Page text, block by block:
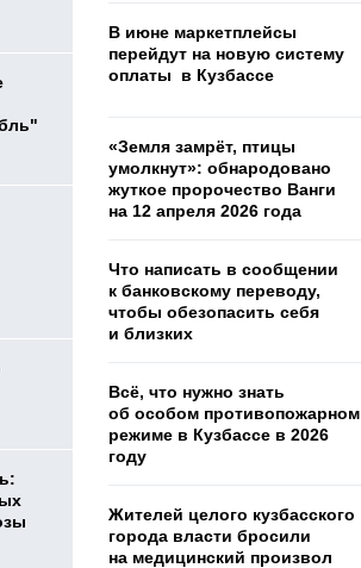
В июне маркетплейсы
перейдут на новую систему
оплаты в Кузбассе
«Земля замрёт, птицы
умолкнут»: обнародовано
жуткое пророчество Ванги
на 12 апреля 2026 года
Что написать в сообщении
к банковскому переводу,
чтобы обезопасить себя
и близких
Всё, что нужно знать
об особом противопожарном
режиме в Кузбассе в 2026
году
Жителей целого кузбасского
города власти бросили
на медицинский произвол